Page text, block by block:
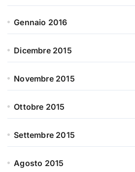
Gennaio 2016
Dicembre 2015
Novembre 2015
Ottobre 2015
Settembre 2015
Agosto 2015